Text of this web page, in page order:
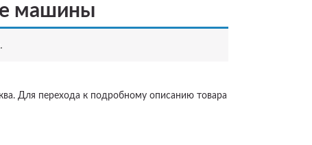
машины
Для перехода к подробному описанию товара